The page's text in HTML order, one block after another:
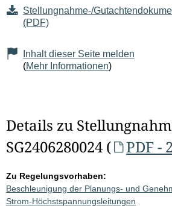
Stellungnahme-/
(PDF)
Inhalt dieser Seite melden
(Mehr Informationen)
Details zu
SG2406280024 (
PDF -
Zu Regelungsvorhaben:
Beschleunigung der Planungs- und
Strom-Höchstspannungsleitungen